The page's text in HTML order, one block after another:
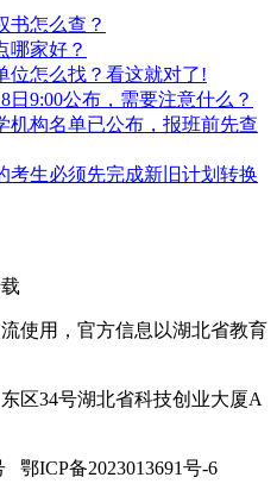
书怎么查？
哪家好？
位怎么找？看这就对了!
日9:00公布，需要注意什么？
机构名单已公布，报班前先查
考生必须先完成新旧计划转换
使用，官方信息以湖北省教育
区34号湖北省科技创业大厦A
鄂ICP备2023013691号-6